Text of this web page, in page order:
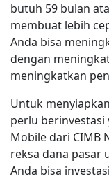
butuh 59 bulan
membuat lebih
Anda bisa
dengan
meningkatkan
Untuk
perlu berinvestasi
Mobile dari CIMB
reksa dana pasar
Anda bisa